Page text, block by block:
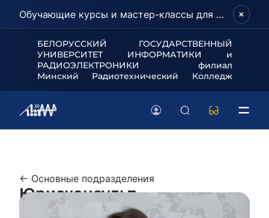
Обучающие курсы и мастер-классы для школьников и абитуриентов!
БЕЛОРУССКИЙ ГОСУДАРСТВЕННЫЙ
УНИВЕРСИТЕТ ИНФОРМАТИКИ и
РАДИОЭЛЕКТРОНИКИ филиал
Минский Радиотехнический Колледж
← Основные подразделения
Юрисконсульт